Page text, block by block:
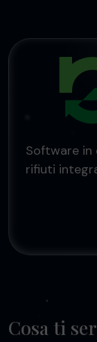
Software in
rifiuti
Cosa ti